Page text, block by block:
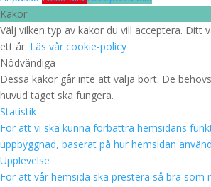
Kakor
Välj vilken typ av kakor du vill acceptera. Ditt
ett år. Läs vår cookie-policy
Nödvändiga
Dessa kakor går inte att välja bort. De
huvud taget ska fungera.
Statistik
För att vi ska kunna förbättra hemsidans
uppbyggnad, baserat på hur hemsidan
Upplevelse
För att vår hemsida ska prestera så bra som